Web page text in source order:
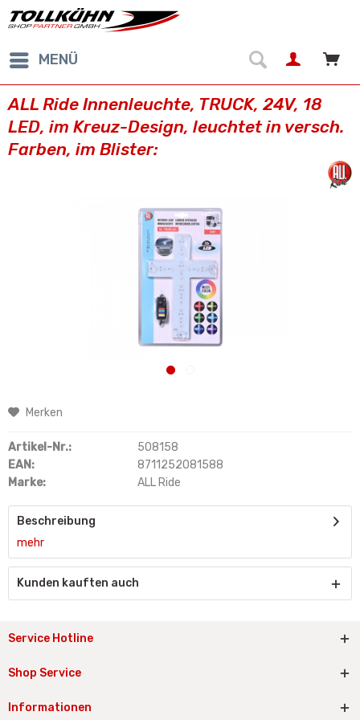
MENÜ
ALL Ride Innenleuchte, TRUCK, 24V, 18
LED, im Kreuz-Design, leuchtet in versch.
Farben, im Blister:
Merken
Artikel-Nr.:
508158
EAN:
8711252081588
Marke:
ALL Ride
Beschreibung
mehr
Kunden kauften auch
Service Hotline
Shop Service
Informationen